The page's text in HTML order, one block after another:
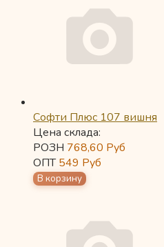
Софти Плюс 107 вишня
Цена склада:
РОЗН 768,60 Руб
ОПТ549 Руб